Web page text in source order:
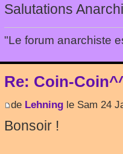
Salutations
"Le forum anarchiste
Re: Coin-
de Lehningle Sam 24
Bonsoir !